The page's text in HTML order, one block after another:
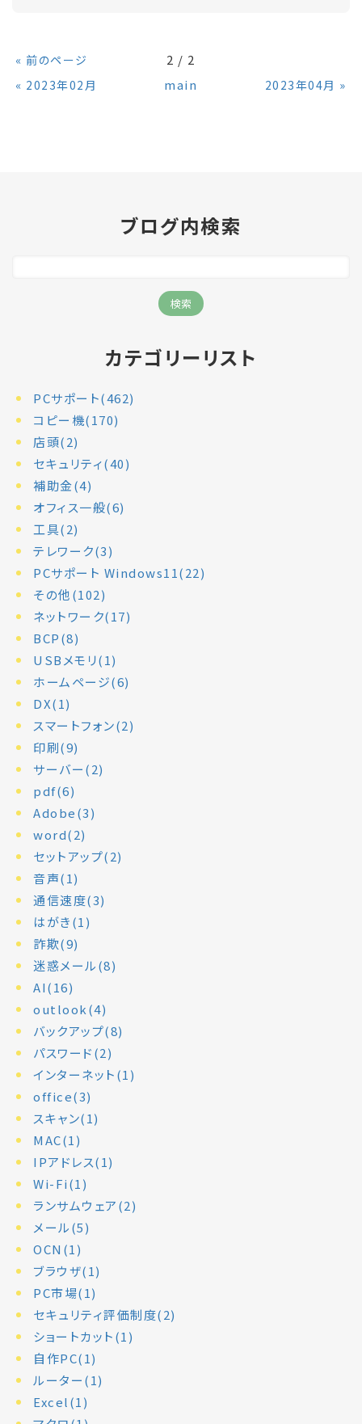
« 前のページ
2 / 2
« 2023年02月 main 2023年04月 »
ブログ内検索
カテゴリーリスト
PCサポート(462)
コピー機(170)
店頭(2)
セキュリティ(40)
補助金(4)
オフィス一般(6)
工具(2)
テレワーク(3)
PCサポート Windows11(22)
その他(102)
ネットワーク(17)
BCP(8)
USBメモリ(1)
ホームページ(6)
DX(1)
スマートフォン(2)
印刷(9)
サーバー(2)
pdf(6)
Adobe(3)
word(2)
セットアップ(2)
音声(1)
通信速度(3)
はがき(1)
詐欺(9)
迷惑メール(8)
AI(16)
outlook(4)
バックアップ(8)
パスワード(2)
インターネット(1)
office(3)
スキャン(1)
MAC(1)
IPアドレス(1)
Wi-Fi(1)
ランサムウェア(2)
メール(5)
OCN(1)
ブラウザ(1)
PC市場(1)
セキュリティ評価制度(2)
ショートカット(1)
自作PC(1)
ルーター(1)
Excel(1)